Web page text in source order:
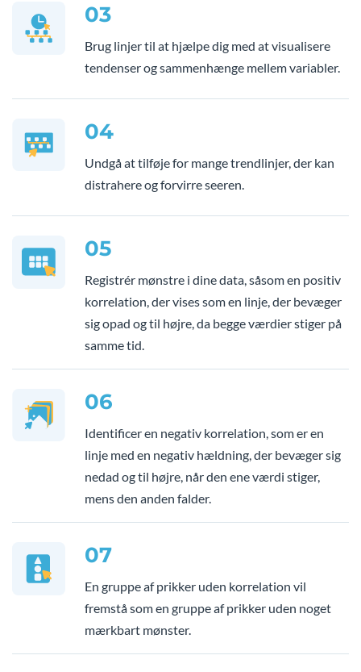
03
Brug linjer til at hjælpe dig med at visualisere
tendenser og sammenhænge mellem variabler.
04
Undgå at tilføje for mange trendlinjer, der kan
distrahere og forvirre seeren.
05
Registrér mønstre i dine data, såsom en positiv
korrelation, der vises som en linje, der bevæger
sig opad og til højre, da begge værdier stiger på
samme tid.
06
Identificer en negativ korrelation, som er en
linje med en negativ hældning, der bevæger sig
nedad og til højre, når den ene værdi stiger,
mens den anden falder.
07
En gruppe af prikker uden korrelation vil
fremstå som en gruppe af prikker uden noget
mærkbart mønster.